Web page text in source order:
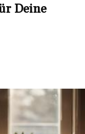
Deine